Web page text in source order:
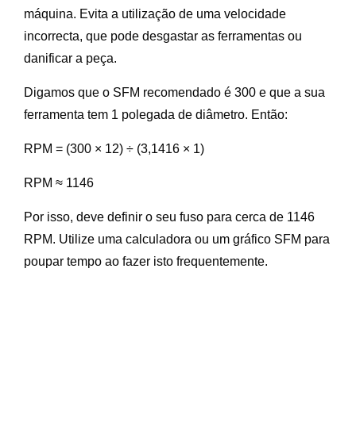
máquina. Evita a utilização de uma velocidade
incorrecta, que pode desgastar as ferramentas ou
danificar a peça.
Digamos que o SFM recomendado é 300 e que a sua
ferramenta tem 1 polegada de diâmetro. Então:
RPM = (300 × 12) ÷ (3,1416 × 1)
RPM ≈ 1146
Por isso, deve definir o seu fuso para cerca de 1146
RPM. Utilize uma calculadora ou um gráfico SFM para
poupar tempo ao fazer isto frequentemente.